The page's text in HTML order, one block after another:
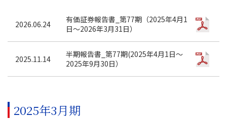
2026.06.24
有価証券報告書_第77期（2025年4月1
日～2026年3月31日）
2025.11.14
半期報告書_第77期(2025年4月1日～
2025年9月30日）
2025年3月期